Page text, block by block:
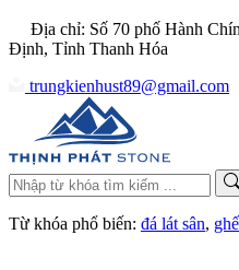
Địa chỉ: Số 70 phố Hành
Định, Tỉnh Thanh Hóa
trungkienhust89@gmail.com
Từ khóa phổ biến: đá lát sân,